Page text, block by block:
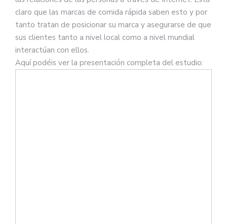
claro que las marcas de comida rápida saben esto y por
tanto tratan de posicionar su marca y asegurarse de que
sus clientes tanto a nivel local como a nivel mundial
interactúan con ellos.
Aquí podéis ver la presentación completa del estudio: